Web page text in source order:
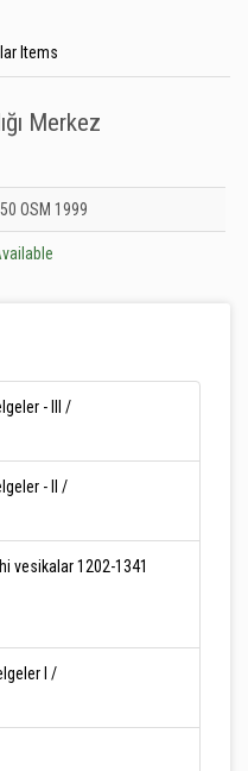
Items
Merkez
Bakanlığı Merkez Kütüphanesi:
OSM 1999
- III /
- II /
vesikalar 1202-1341
I /